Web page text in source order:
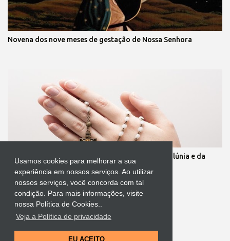
Usamos cookies para melhorar a sua
experiência em nossos serviços. Ao utilizar
nossos serviços, você concorda com tal
condição. Para mais informações, visite
nossa Política de Cookies..
Veja a Política de privacidade
EU ACEITO
Novena dos nove meses de gestação de Nossa Senhora
Oração para quebrar as muralhas da inveja, da calúnia e da
mentira
Tecnologia do Blogger